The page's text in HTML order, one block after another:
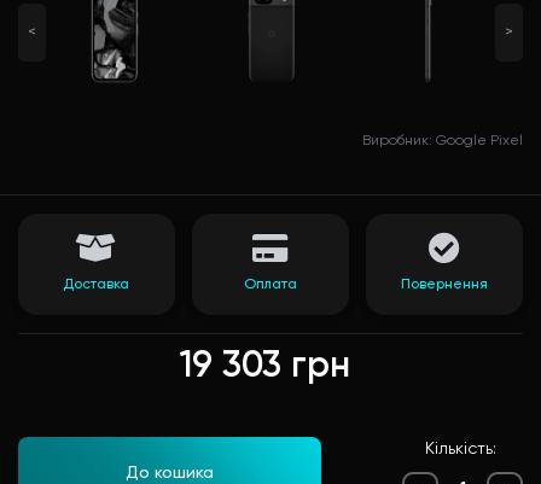
Виробник: Google Pixel
< >
19 303 грн
До кошика
Кількість:
Доставка Оплата Повернення